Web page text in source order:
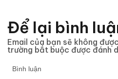
Để lại bình
Email của bạn sẽ không
trường bắt buộc được đánh